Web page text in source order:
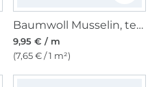
Baumwoll Musselin, terracotta
9,95 € / m
(7,65 € / 1 m²)